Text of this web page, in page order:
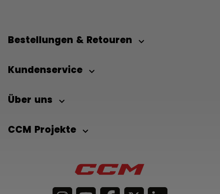
Bestellungen & Retouren
Kundenservice
Über uns
CCM Projekte